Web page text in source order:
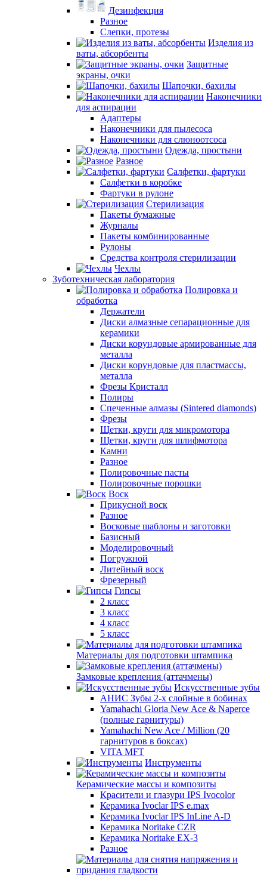
Дезинфекция
Разное
Слепки, протезы
Изделия из
ваты, абсорбенты
Защитные
экраны, очки
Шапочки, бахилы
Наконечники
для аспирации
Адаптеры
Наконечники для пылесоса
Наконечники для слюноотсоса
Одежда, простыни
Разное
Салфетки, фартуки
Салфетки в коробке
Фартуки в рулоне
Стерилизация
Пакеты бумажные
Журналы
Пакеты комбинированные
Рулоны
Средства контроля стерилизации
Чехлы
Зуботехническая лаборатория
Полировка и
обработка
Держатели
Диски алмазные сепарационные для
керамики
Диски корундовые армированные для
металла
Диски корундовые для пластмассы,
металла
Фрезы Кристалл
Полиры
Спеченные алмазы (Sintered diamonds)
Фрезы
Щетки, круги для микромотора
Щетки, круги для шлифмотора
Камни
Разное
Полировочные пасты
Полировочные порошки
Воск
Прикусной воск
Разное
Восковые шаблоны и заготовки
Базисный
Моделировочный
Погружной
Литейный воск
Фрезерный
Гипсы
2 класс
3 класс
4 класс
5 класс
Материалы для подготовки штампика
Замковые крепления (аттачмены)
Искусственные зубы
АНИС Зубы 2-х слойные в бобинах
Yamahachi Gloria New Ace & Naperce
(полные гарнитуры)
Yamahachi New Ace / Million (20
гарнитуров в боксах)
VITA MFT
Инструменты
Керамические массы и композиты
Красители и глазури IPS Ivocolor
Керамика Ivoclar IPS e.max
Керамика Ivoclar IPS InLine A-D
Керамика Noritake CZR
Керамика Noritake EX-3
Разное